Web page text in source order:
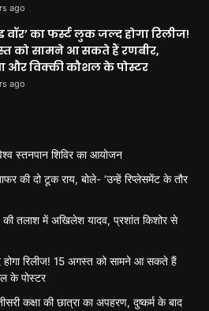
ago
वॉर’ का फर्स्ट लुक जल्द होगा रिलीज!
को सामने आ सकते हैं रणबीर,
और विक्की कौशल के पोस्टर
ago
स्तनपान शिविर का आयोजन
की दो टूक राय, बोले- ‘उन्हें रिप्लेसमेंट के तौर
तलाश में अखिलेश यादव, प्रशांत किशोर से
होगा रिलीज! 15 अगस्त को सामने आ सकते हैं
के पोस्टर
कक्षा की छात्रा का अपहरण, दुष्कर्म के बाद